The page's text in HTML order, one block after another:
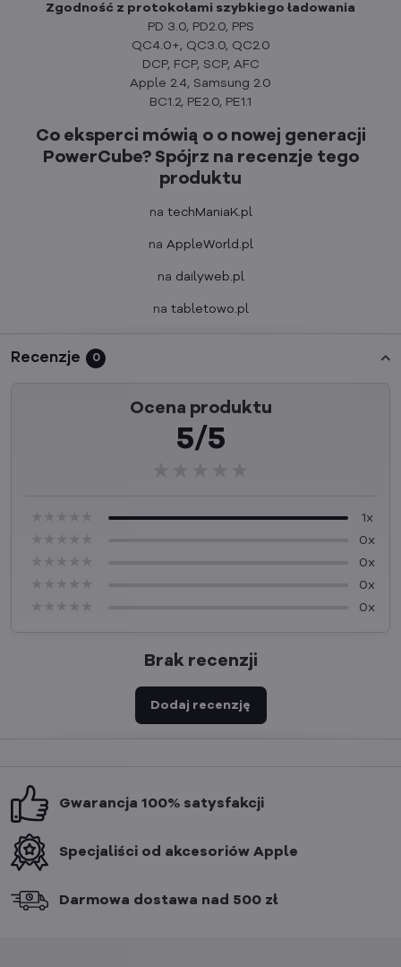
Zgodność z protokołami szybkiego ładowania
PD 3.0, PD2.0, PPS
QC4.0+, QC3.0, QC2.0
DCP, FCP, SCP, AFC
Apple 2.4, Samsung 2.0
BC1.2, PE2.0, PE1.1
Co eksperci mówią o o nowej generacji
PowerCube? Spójrz na recenzje tego
produktu
na techManiaK.pl
na AppleWorld.pl
na dailyweb.pl
na tabletowo.pl
Recenzje 0
Ocena produktu
5/5
1x
0x
0x
0x
0x
Brak recenzji
Dodaj recenzję
Gwarancja 100% satysfakcji
Specjaliści od akcesoriów Apple
Darmowa dostawa nad 500 zł